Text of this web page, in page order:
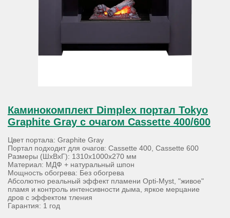
Каминокомплект Dimplex портал Tokyo
Graphite Gray с очагом Cassette 400/600
Цвет портала: Graphite Gray
Портал подходит для очагов: Cassette 400, Cassette 600
Размеры (ШхВхГ): 1310х1000х270 мм
Материал: МДФ + натуральный шпон
Мощность обогрева: Без обогрева
Абсолютно реальный эффект пламени Opti-Myst, "живое"
пламя и контроль интенсивности дыма, яркое мерцание
дров с эффектом тления
Гарантия: 1 год